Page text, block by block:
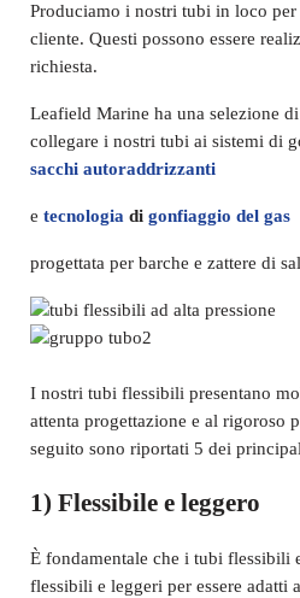
Produciamo i nostri tubi in loco
cliente. Questi possono essere
richiesta.
Leafield Marine ha una selezione
collegare i nostri tubi ai sistemi di
sacchi autoraddrizzanti
e tecnologia di gonfiaggio del gas
progettata per barche e zattere di
I nostri tubi flessibili presentano
attenta progettazione e al rigoroso
seguito sono riportati 5 dei
1) Flessibile e leggero
È fondamentale che i tubi flessibili
flessibili e leggeri per essere adatti